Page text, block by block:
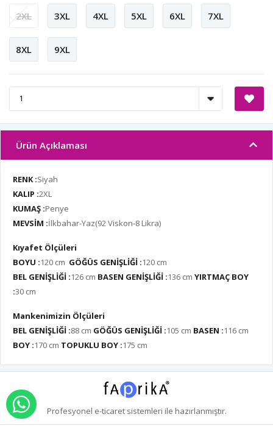
2XL 3XL 4XL 5XL 6XL 7XL
8XL 9XL
Ürün Açıklaması
RENK :Siyah
KALIP :2XL
KUMAŞ :Penye
MEVSİM :İlkbahar-Yaz(92 Viskon-8 Likra)
Kıyafet Ölçüleri
BOYU :120 cm GÖĞÜS GENİŞLİĞİ :120 cm
BEL GENİŞLİĞİ :126 cm BASEN GENİŞLİĞİ :136 cm YIRTMAÇ BOY
:30 cm
Mankenimizin Ölçüleri
BEL GENİŞLİĞİ :88 cm GÖĞÜS GENİŞLİĞİ :105 cm BASEN :116 cm
BOY :170 cm TOPUKLU BOY :175 cm
Profesyonel e-ticaretsistemleri ile hazırlanmıştır.